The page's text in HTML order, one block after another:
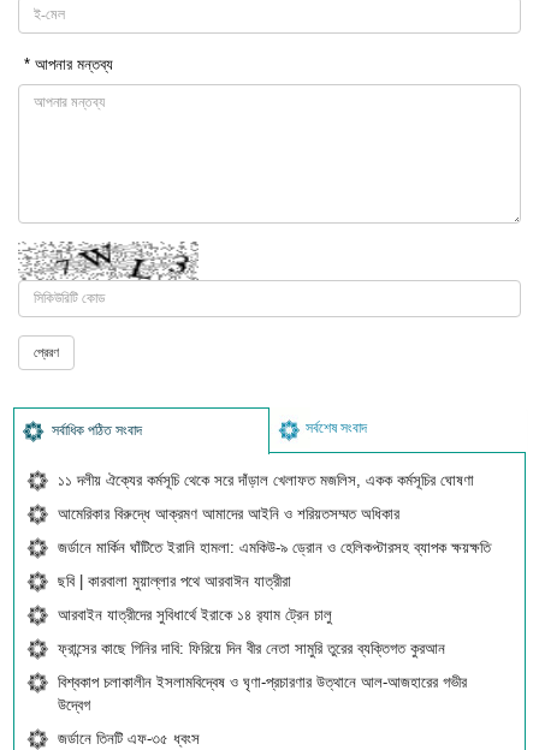
* আপনার মন্তব্য
সর্বাধিক পঠিত সংবাদ সর্বশেষ সংবাদ
১১ দলীয় ঐক্যের কর্মসূচি থেকে সরে দাঁড়াল খেলাফত মজলিস, একক কর্মসূচির ঘোষণা
আমেরিকার বিরুদ্ধে আক্রমণ আমাদের আইনি ও শরিয়তসম্মত অধিকার
জর্ডানে মার্কিন ঘাঁটিতে ইরানি হামলা: এমকিউ-৯ ড্রোন ও হেলিকপ্টারসহ ব্যাপক ক্ষয়ক্ষতি
ছবি | কারবালা মুয়াল্লার পথে আরবাঈন যাত্রীরা
আরবাইন যাত্রীদের সুবিধার্থে ইরাকে ১৪ র‍্যাম ট্রেন চালু
ফ্রান্সের কাছে গিনির দাবি: ফিরিয়ে দিন বীর নেতা সামুরি তুরের ব্যক্তিগত কুরআন
বিশ্বকাপ চলাকালীন ইসলামবিদ্বেষ ও ঘৃণা-প্রচারণার উত্থানে আল-আজহারের গভীর
উদ্বেগ
জর্ডানে তিনটি এফ-৩৫ ধ্বংস